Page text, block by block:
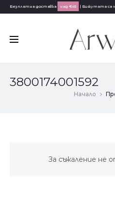
Безплатна доставка над €45 | Бижутата са
3800174001592
Начало
За съжаление не